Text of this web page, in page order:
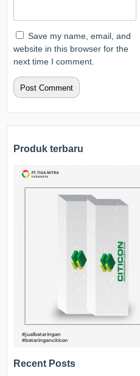
Save my name, email, and
website in this browser for the
next time I comment.
Produk terbaru
Recent Posts